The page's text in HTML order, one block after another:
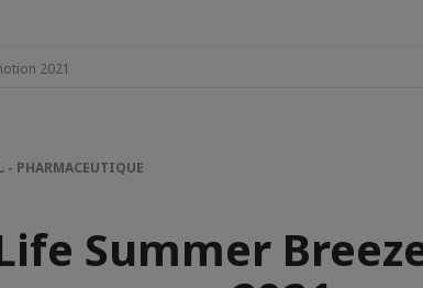
2021
- PHARMACEUTIQUE
Summer